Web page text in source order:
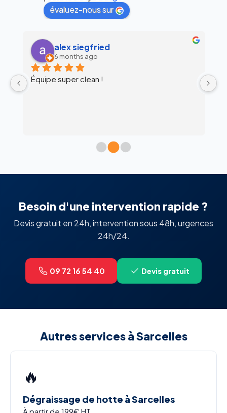
évaluez-nous sur
alex siegfried
6 months ago
Équipe super clean !
Besoin d'une intervention rapide ?
Devis gratuit en 24h, intervention sous 48h, urgences
24h/24.
09 72 16 54 40 Devis gratuit
Autres services à Sarcelles
🔥
Dégraissage de hotte à Sarcelles